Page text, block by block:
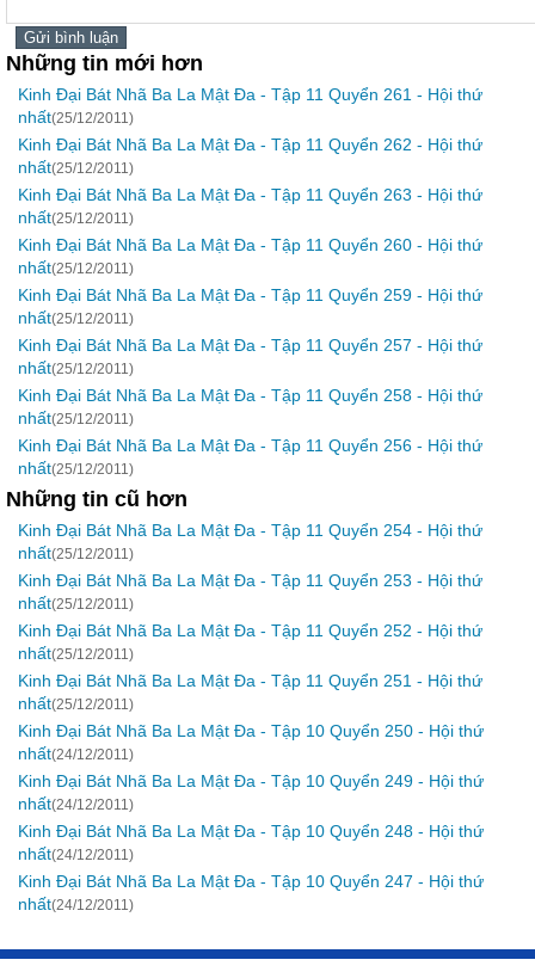
Những tin mới hơn
Kinh Đại Bát Nhã Ba La Mật Đa - Tập 11 Quyển 261 - Hội thứ
nhất(25/12/2011)
Kinh Đại Bát Nhã Ba La Mật Đa - Tập 11 Quyển 262 - Hội thứ
nhất(25/12/2011)
Kinh Đại Bát Nhã Ba La Mật Đa - Tập 11 Quyển 263 - Hội thứ
nhất(25/12/2011)
Kinh Đại Bát Nhã Ba La Mật Đa - Tập 11 Quyển 260 - Hội thứ
nhất(25/12/2011)
Kinh Đại Bát Nhã Ba La Mật Đa - Tập 11 Quyển 259 - Hội thứ
nhất(25/12/2011)
Kinh Đại Bát Nhã Ba La Mật Đa - Tập 11 Quyển 257 - Hội thứ
nhất(25/12/2011)
Kinh Đại Bát Nhã Ba La Mật Đa - Tập 11 Quyển 258 - Hội thứ
nhất(25/12/2011)
Kinh Đại Bát Nhã Ba La Mật Đa - Tập 11 Quyển 256 - Hội thứ
nhất(25/12/2011)
Những tin cũ hơn
Kinh Đại Bát Nhã Ba La Mật Đa - Tập 11 Quyển 254 - Hội thứ
nhất(25/12/2011)
Kinh Đại Bát Nhã Ba La Mật Đa - Tập 11 Quyển 253 - Hội thứ
nhất(25/12/2011)
Kinh Đại Bát Nhã Ba La Mật Đa - Tập 11 Quyển 252 - Hội thứ
nhất(25/12/2011)
Kinh Đại Bát Nhã Ba La Mật Đa - Tập 11 Quyển 251 - Hội thứ
nhất(25/12/2011)
Kinh Đại Bát Nhã Ba La Mật Đa - Tập 10 Quyển 250 - Hội thứ
nhất(24/12/2011)
Kinh Đại Bát Nhã Ba La Mật Đa - Tập 10 Quyển 249 - Hội thứ
nhất(24/12/2011)
Kinh Đại Bát Nhã Ba La Mật Đa - Tập 10 Quyển 248 - Hội thứ
nhất(24/12/2011)
Kinh Đại Bát Nhã Ba La Mật Đa - Tập 10 Quyển 247 - Hội thứ
nhất(24/12/2011)